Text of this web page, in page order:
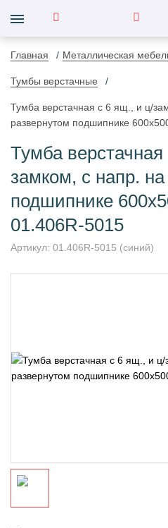
Главная Металлическая
Тумбы верстачные
Тумба верстачная с 6 ящ., и ц/
развернутом подшипнике
Тумба
замком, с напр.
подшипнике
01.406R-5015
Артикул: 01.406R-5015 (синий)